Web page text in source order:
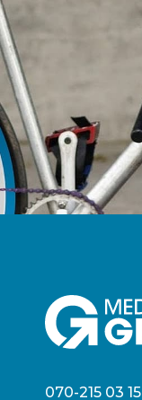
070-215 03 15